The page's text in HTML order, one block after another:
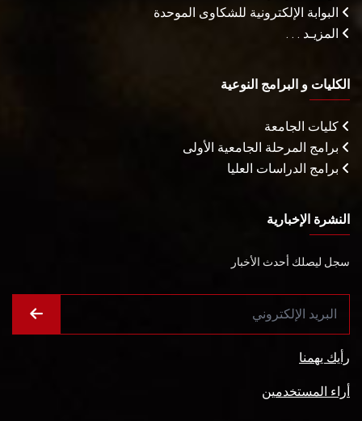
البوابة الإلكترونية للشكاوى الموحدة
المزيـد . . .
الكليات و البرامج النوعية
كليات الجامعة
برامج المرحلة الجامعية الأولى
برامج الدراسات العليا
النشرة الإخبارية
سجل ليصلك أحدث الأخبار
رأيك يهمنا
أراء المستخدمين